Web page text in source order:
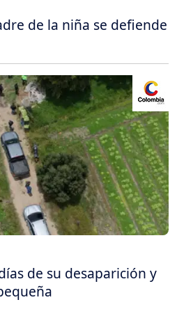
de la niña se defiende
de su desaparición y